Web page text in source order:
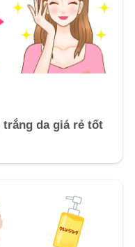
da giá rẻ tốt